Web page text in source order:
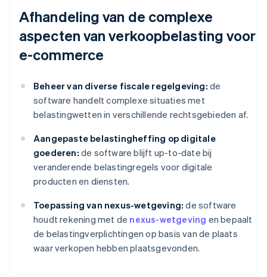
Afhandeling van de complexe
aspecten van verkoopbelasting voor
e-commerce
Beheer van diverse fiscale regelgeving: de
software handelt complexe situaties met
belastingwetten in verschillende rechtsgebieden af.
Aangepaste belastingheffing op digitale
goederen: de software blijft up-to-date bij
veranderende belastingregels voor digitale
producten en diensten.
Toepassing van nexus-wetgeving: de software
houdt rekening met de nexus-wetgeving en bepaalt
de belastingverplichtingen op basis van de plaats
waar verkopen hebben plaatsgevonden.